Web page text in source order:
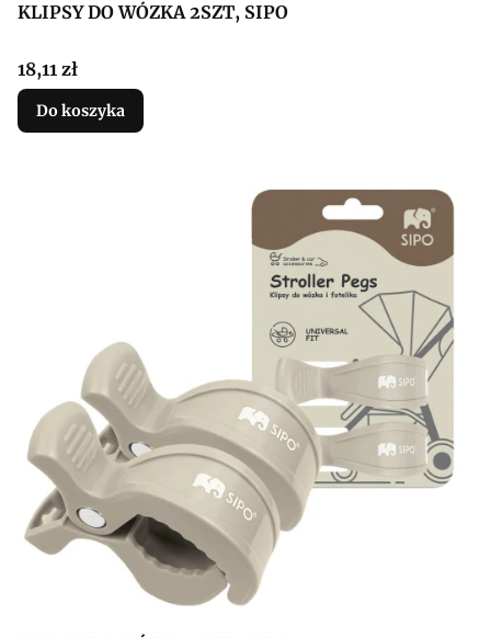
KLIPSY DO WÓZKA 2SZT, SIPO
Cena
18,11 zł
Do koszyka